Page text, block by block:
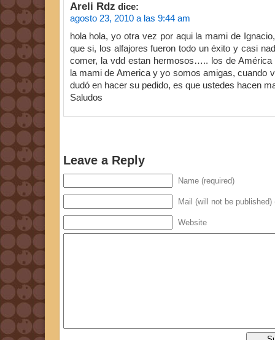
Areli Rdz dice:
agosto 23, 2010 a las 9:44 am
hola hola, yo otra vez por aqui la mami de
que si, los alfajores fueron todo un éxito y casi
comer, la vdd estan hermosos….. los de América
la mami de America y yo somos amigas, cuando
dudó en hacer su pedido, es que ustedes hacen
Saludos
Leave a Reply
Name (required)
Mail (will not be published)
Website